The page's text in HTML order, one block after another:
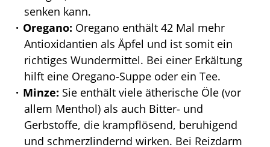
senken kann.
Oregano: Oregano enthält 42 Mal mehr
Antioxidantien als Äpfel und ist somit ein
richtiges Wundermittel. Bei einer Erkältung
hilft eine Oregano-Suppe oder ein Tee.
Minze: Sie enthält viele ätherische Öle (vor
allem Menthol) als auch Bitter- und
Gerbstoffe, die krampflösend, beruhigend
und schmerzlindernd wirken. Bei Reizdarm